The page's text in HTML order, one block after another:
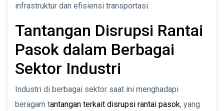
infrastruktur dan efisiensi transportasi.
Tantangan Disrupsi Rantai
Pasok dalam Berbagai
Sektor Industri
Industri di berbagai sektor saat ini menghadapi
beragam tantangan terkait disrupsi rantai pasok, yang